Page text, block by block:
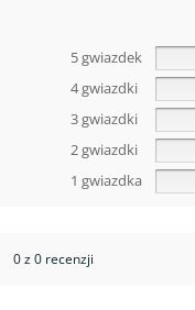
5 gwiazdek
4 gwiazdki
3 gwiazdki
2 gwiazdki
1 gwiazdka
0 z 0 recenzji